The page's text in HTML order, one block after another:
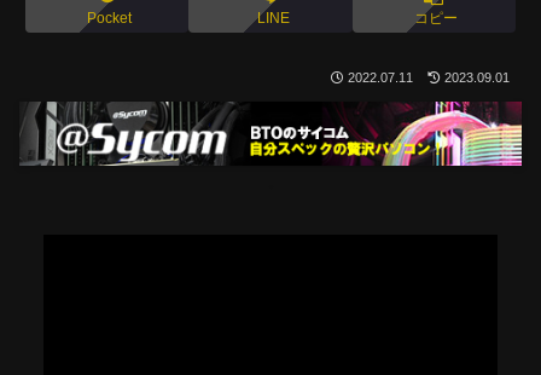
Pocket LINE コピー
2022.07.11 2023.09.01